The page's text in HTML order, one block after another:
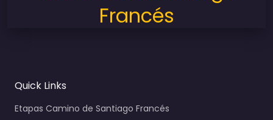
Francés
Quick Links
Etapas Camino de Santiago Francés